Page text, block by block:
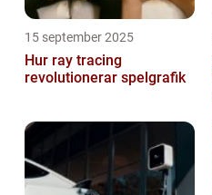
15 september 2025
Hur ray tracing
revolutionerar spelgrafik